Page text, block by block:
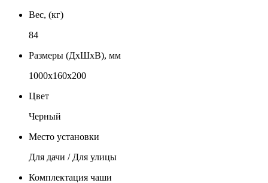
Вес, (кг)
84
Размеры (ДxШxВ), мм
1000x160x200
Цвет
Черный
Место установки
Для дачи / Для улицы
Комплектация чаши